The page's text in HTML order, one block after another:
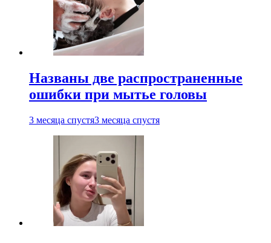
Названы две распространенные
ошибки при мытье головы
3 месяца спустя3 месяца спустя